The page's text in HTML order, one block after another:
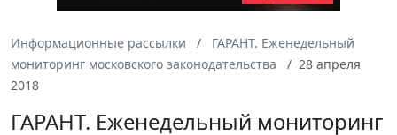
Информационные рассылки
ГАРАНТ. Еженедельный
мониторинг московского законодательства
28 апреля
2018
ГАРАНТ. Еженедельный мониторинг